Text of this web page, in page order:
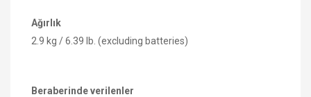
Ağırlık
2.9 kg / 6.39 lb. (excluding batteries)
Beraberinde verilenler